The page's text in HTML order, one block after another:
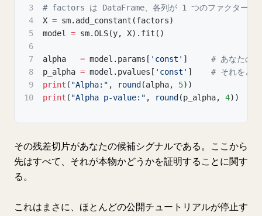
3
# factors は DataFrame、各列が 1 つのファクター、
4
X = sm. add_constant (factors)
5
model = sm.OLS(y, X) . fit ( )
6
7
alpha = model . params [ 'const' ]
# あなたの
8
p_alpha = model . pvalues [ 'const' ]
# それをど
9
print ( "Alpha:" , round (alpha, 5) )
10
print ( "Alpha p-value:" , round (p_alpha, 4) )
その残差切片があなたの候補シグナルである。ここから
先はすべて、それが本物かどうかを証明することに関す
る。
これはまさに、ほとんどの公開チュートリアルが停止す